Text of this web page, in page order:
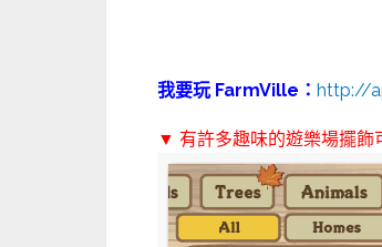
我要玩 FarmVille： http://
▼ 有許多趣味的遊樂場擺飾